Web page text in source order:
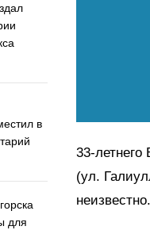
в
для
33-
(ул.
неизвестно.